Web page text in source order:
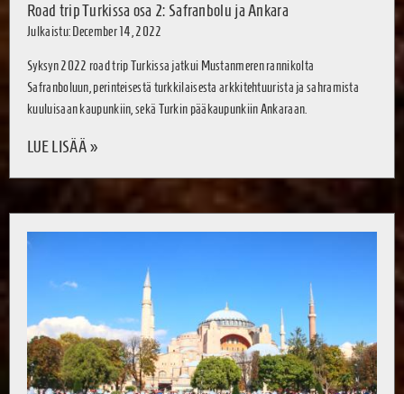
Road trip Turkissa osa 2: Safranbolu ja Ankara
Julkaistu: December 14, 2022
Syksyn 2022 road trip Turkissa jatkui Mustanmeren rannikolta
Safranboluun, perinteisestä turkkilaisesta arkkitehtuurista ja sahramista
kuuluisaan kaupunkiin, sekä Turkin pääkaupunkiin Ankaraan.
LUE LISÄÄ »